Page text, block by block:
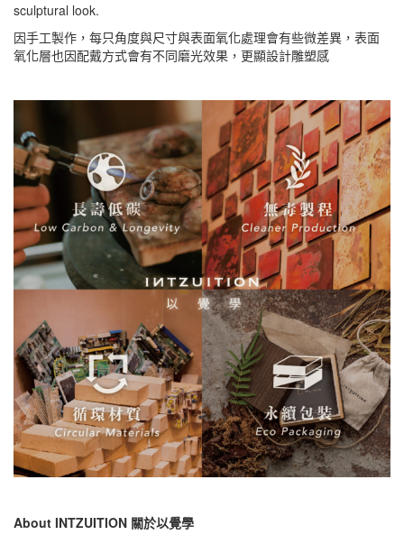
sculptural look.
因手工製作，每只角度與尺寸與表面氧化處理會有些微差異，表面
氧化層也因配戴方式會有不同磨光效果，更顯設計雕塑感
About INTZUITION 關於以覺學